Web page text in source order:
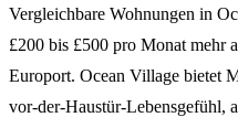
Vergleichbare Wohnungen in
£200 bis £500 pro Monat mehr
Europort. Ocean Village bietet
vor-der-Haustür-Lebensgefühl,